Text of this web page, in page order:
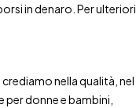
in denaro. Per ulteriori
nella qualità, nel
donne e bambini,